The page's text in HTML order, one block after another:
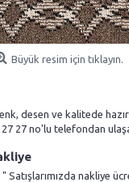
Büyük resim için tıklayın.
desen ve kalitede
27 no'lu telefondan
Satışlarımızda nakliye